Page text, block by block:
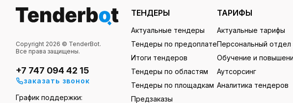
Copyright 2026 © TenderBot.
Все права защищены.
+7 747 094 42 15
заказать звонок
График поддержки:
ТЕНДЕРЫ
Актуальные тендеры
Тендеры по предоплате
Итоги тендеров
Тендеры по областям
Тендеры по площадкам
Предзаказы
ТАРИФЫ
Актуальные тарифы
Персональный отдел
Обучение и
Аутсорсинг
Аналитика тендеров